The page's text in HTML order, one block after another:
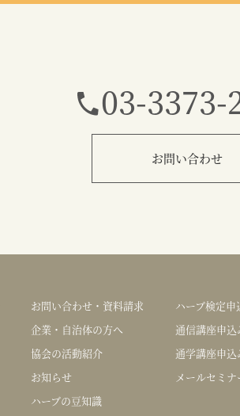
03-3373-
お問い合わせ
お問い合わせ・資料請求
企業・自治体の方へ
協会の活動紹介
お知らせ
ハーブの豆知識
ハーブ検定申
通信講座申込
通学講座申込
メールセミナ